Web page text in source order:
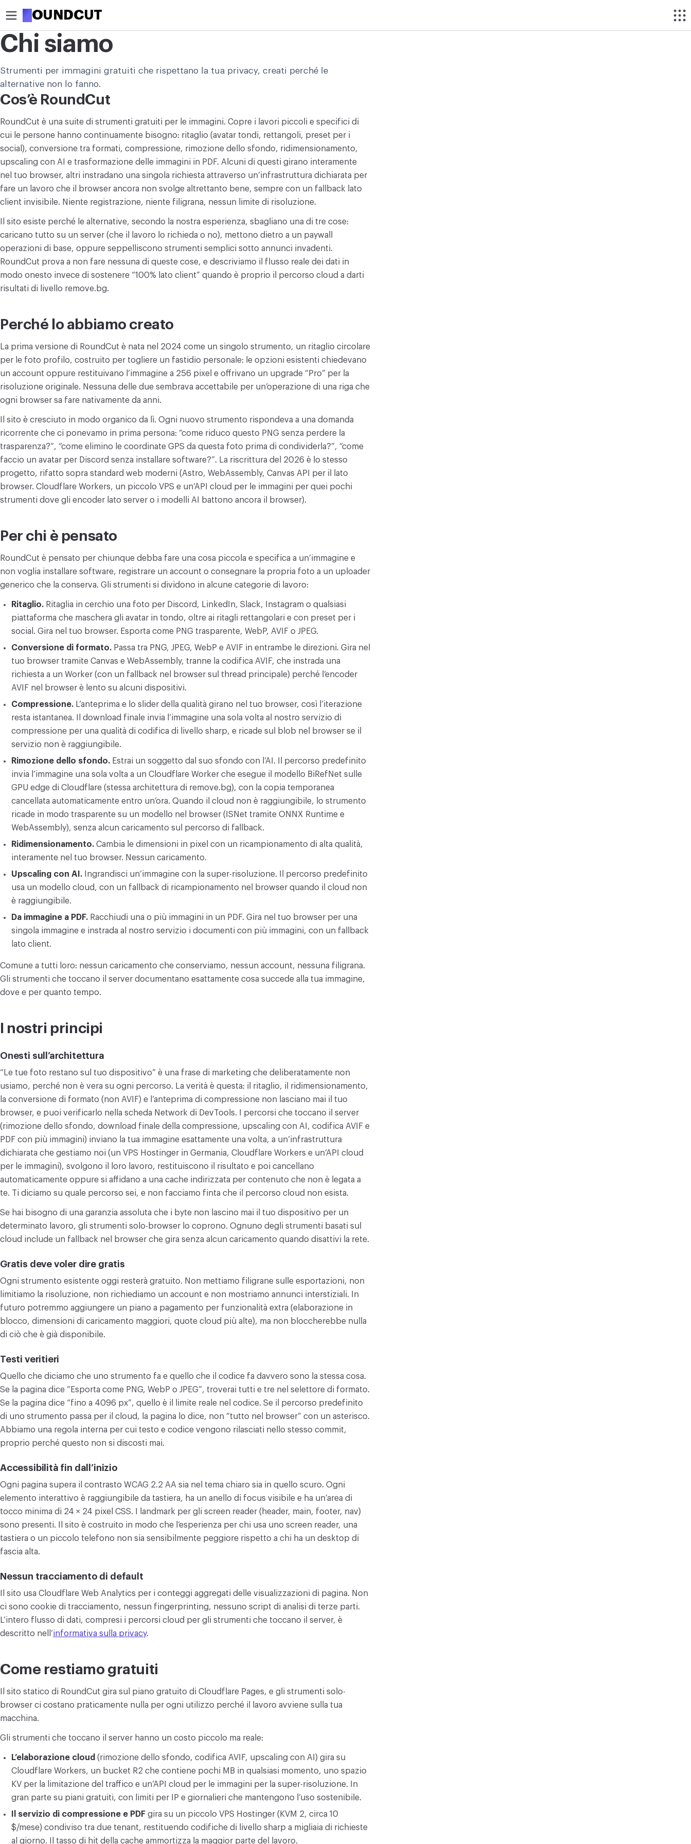
ROUNDCUT
Ritaglia immagine
Ritaglia immagine in cerchio
OTTIMIZZA
Comprimi immagine
Aumenta risoluzione immagine
Rimuovi sfondo
MODIFICA
Ridimensiona immagine
CONVERTI
Converti
ALTRI
Chi siamo
Strumenti per immagini gratuiti che rispettano la tua privacy, creati perché le
alternative non lo fanno.
Cos’è RoundCut
RoundCut è una suite di strumenti gratuiti per le immagini. Copre i lavori piccoli e specifici di
cui le persone hanno continuamente bisogno: ritaglio (avatar tondi, rettangoli, preset per i
social), conversione tra formati, compressione, rimozione dello sfondo, ridimensionamento,
upscaling con AI e trasformazione delle immagini in PDF. Alcuni di questi girano interamente
nel tuo browser, altri instradano una singola richiesta attraverso un’infrastruttura dichiarata per
fare un lavoro che il browser ancora non svolge altrettanto bene, sempre con un fallback lato
client invisibile. Niente registrazione, niente filigrana, nessun limite di risoluzione.
Il sito esiste perché le alternative, secondo la nostra esperienza, sbagliano una di tre cose:
caricano tutto su un server (che il lavoro lo richieda o no), mettono dietro a un paywall
operazioni di base, oppure seppelliscono strumenti semplici sotto annunci invadenti.
RoundCut prova a non fare nessuna di queste cose, e descriviamo il flusso reale dei dati in
modo onesto invece di sostenere “100% lato client” quando è proprio il percorso cloud a darti
risultati di livello remove.bg.
Perché lo abbiamo creato
La prima versione di RoundCut è nata nel 2024 come un singolo strumento, un ritaglio circolare
per le foto profilo, costruito per togliere un fastidio personale: le opzioni esistenti chiedevano
un account oppure restituivano l’immagine a 256 pixel e offrivano un upgrade “Pro” per la
risoluzione originale. Nessuna delle due sembrava accettabile per un’operazione di una riga che
ogni browser sa fare nativamente da anni.
Il sito è cresciuto in modo organico da lì. Ogni nuovo strumento rispondeva a una domanda
ricorrente che ci ponevamo in prima persona: “come riduco questo PNG senza perdere la
trasparenza?”, “come elimino le coordinate GPS da questa foto prima di condividerla?”, “come
faccio un avatar per Discord senza installare software?”. La riscrittura del 2026 è lo stesso
progetto, rifatto sopra standard web moderni (Astro, WebAssembly, Canvas API per il lato
browser. Cloudflare Workers, un piccolo VPS e un’API cloud per le immagini per quei pochi
strumenti dove gli encoder lato server o i modelli AI battono ancora il browser).
Per chi è pensato
RoundCut è pensato per chiunque debba fare una cosa piccola e specifica a un’immagine e
non voglia installare software, registrare un account o consegnare la propria foto a un uploader
generico che la conserva. Gli strumenti si dividono in alcune categorie di lavoro:
Ritaglio. Ritaglia in cerchio una foto per Discord, LinkedIn, Slack, Instagram o qualsiasi
piattaforma che maschera gli avatar in tondo, oltre ai ritagli rettangolari e con preset per i
social. Gira nel tuo browser. Esporta come PNG trasparente, WebP, AVIF o JPEG.
Conversione di formato. Passa tra PNG, JPEG, WebP e AVIF in entrambe le direzioni. Gira nel
tuo browser tramite Canvas e WebAssembly, tranne la codifica AVIF, che instrada una
richiesta a un Worker (con un fallback nel browser sul thread principale) perché l’encoder
AVIF nel browser è lento su alcuni dispositivi.
Compressione. L’anteprima e lo slider della qualità girano nel tuo browser, così l’iterazione
resta istantanea. Il download finale invia l’immagine una sola volta al nostro servizio di
compressione per una qualità di codifica di livello sharp, e ricade sul blob nel browser se il
servizio non è raggiungibile.
Rimozione dello sfondo. Estrai un soggetto dal suo sfondo con l’AI. Il percorso predefinito
invia l’immagine una sola volta a un Cloudflare Worker che esegue il modello BiRefNet sulle
GPU edge di Cloudflare (stessa architettura di remove.bg), con la copia temporanea
cancellata automaticamente entro un’ora. Quando il cloud non è raggiungibile, lo strumento
ricade in modo trasparente su un modello nel browser (ISNet tramite ONNX Runtime e
WebAssembly), senza alcun caricamento sul percorso di fallback.
Ridimensionamento. Cambia le dimensioni in pixel con un ricampionamento di alta qualità,
interamente nel tuo browser. Nessun caricamento.
Upscaling con AI. Ingrandisci un’immagine con la super-risoluzione. Il percorso predefinito
usa un modello cloud, con un fallback di ricampionamento nel browser quando il cloud non
è raggiungibile.
Da immagine a PDF. Racchiudi una o più immagini in un PDF. Gira nel tuo browser per una
singola immagine e instrada al nostro servizio i documenti con più immagini, con un fallback
lato client.
Comune a tutti loro: nessun caricamento che conserviamo, nessun account, nessuna filigrana.
Gli strumenti che toccano il server documentano esattamente cosa succede alla tua immagine,
dove e per quanto tempo.
I nostri principi
Onesti sull’architettura
“Le tue foto restano sul tuo dispositivo” è una frase di marketing che deliberatamente non
usiamo, perché non è vera su ogni percorso. La verità è questa: il ritaglio, il ridimensionamento,
la conversione di formato (non AVIF) e l’anteprima di compressione non lasciano mai il tuo
browser, e puoi verificarlo nella scheda Network di DevTools. I percorsi che toccano il server
(rimozione dello sfondo, download finale della compressione, upscaling con AI, codifica AVIF e
PDF con più immagini) inviano la tua immagine esattamente una volta, a un’infrastruttura
dichiarata che gestiamo noi (un VPS Hostinger in Germania, Cloudflare Workers e un’API cloud
per le immagini), svolgono il loro lavoro, restituiscono il risultato e poi cancellano
automaticamente oppure si affidano a una cache indirizzata per contenuto che non è legata a
te. Ti diciamo su quale percorso sei, e non facciamo finta che il percorso cloud non esista.
Se hai bisogno di una garanzia assoluta che i byte non lascino mai il tuo dispositivo per un
determinato lavoro, gli strumenti solo-browser lo coprono. Ognuno degli strumenti basati sul
cloud include un fallback nel browser che gira senza alcun caricamento quando disattivi la rete.
Gratis deve voler dire gratis
Ogni strumento esistente oggi resterà gratuito. Non mettiamo filigrane sulle esportazioni, non
limitiamo la risoluzione, non richiediamo un account e non mostriamo annunci interstiziali. In
futuro potremmo aggiungere un piano a pagamento per funzionalità extra (elaborazione in
blocco, dimensioni di caricamento maggiori, quote cloud più alte), ma non bloccherebbe nulla
di ciò che è già disponibile.
Testi veritieri
Quello che diciamo che uno strumento fa e quello che il codice fa davvero sono la stessa cosa.
Se la pagina dice “Esporta come PNG, WebP o JPEG”, troverai tutti e tre nel selettore di formato.
Se la pagina dice “fino a 4096 px”, quello è il limite reale nel codice. Se il percorso predefinito
di uno strumento passa per il cloud, la pagina lo dice, non “tutto nel browser” con un asterisco.
Abbiamo una regola interna per cui testo e codice vengono rilasciati nello stesso commit,
proprio perché questo non si discosti mai.
Accessibilità fin dall’inizio
Ogni pagina supera il contrasto WCAG 2.2 AA sia nel tema chiaro sia in quello scuro. Ogni
elemento interattivo è raggiungibile da tastiera, ha un anello di focus visibile e ha un’area di
tocco minima di 24 × 24 pixel CSS. I landmark per gli screen reader (header, main, footer, nav)
sono presenti. Il sito è costruito in modo che l’esperienza per chi usa uno screen reader, una
tastiera o un piccolo telefono non sia sensibilmente peggiore rispetto a chi ha un desktop di
fascia alta.
Nessun tracciamento di default
Il sito usa Cloudflare Web Analytics per i conteggi aggregati delle visualizzazioni di pagina. Non
ci sono cookie di tracciamento, nessun fingerprinting, nessuno script di analisi di terze parti.
L’intero flusso di dati, compresi i percorsi cloud per gli strumenti che toccano il server, è
descritto nell’informativa sulla privacy.
Come restiamo gratuiti
Il sito statico di RoundCut gira sul piano gratuito di Cloudflare Pages, e gli strumenti solo-
browser ci costano praticamente nulla per ogni utilizzo perché il lavoro avviene sulla tua
macchina.
Gli strumenti che toccano il server hanno un costo piccolo ma reale:
L’elaborazione cloud (rimozione dello sfondo, codifica AVIF, upscaling con AI) gira su
Cloudflare Workers, un bucket R2 che contiene pochi MB in qualsiasi momento, uno spazio
KV per la limitazione del traffico e un’API cloud per le immagini per la super-risoluzione. In
gran parte su piani gratuiti, con limiti per IP e giornalieri che mantengono l’uso sostenibile.
Il servizio di compressione e PDF gira su un piccolo VPS Hostinger (KVM 2, circa 10
$/mese) condiviso tra due tenant, restituendo codifiche di livello sharp a migliaia di richieste
al giorno. Il tasso di hit della cache ammortizza la maggior parte del lavoro.